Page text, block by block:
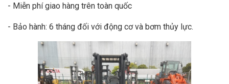
- Miễn phí giao hàng trên toàn quốc
- Bảo hành: 6 tháng đối với động cơ và bơm thủy lực.